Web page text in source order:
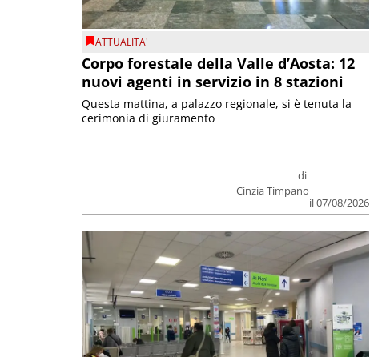
ATTUALITA'
Corpo forestale della Valle d’Aosta: 12
nuovi agenti in servizio in 8 stazioni
di
Cinzia Timpano
il 07/08/2026
Questa mattina, a palazzo regionale, si è tenuta la
cerimonia di giuramento